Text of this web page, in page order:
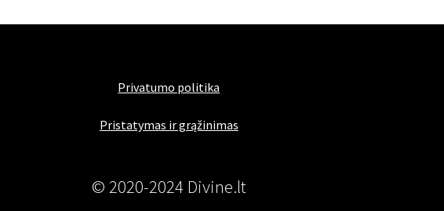
Privatumo politika
Pristatymas ir grąžinimas
© 2020-2024 Divine.lt